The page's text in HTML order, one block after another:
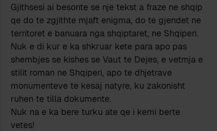
Gjithsesi ai besonte se nje tekst a fraze ne shqip
qe do te zgjithte mjaft enigma, do te gjendet ne
territoret e banuara nga shqiptaret, ne Shqiperi.
Nuk e di kur e ka shkruar kete para apo pas
shembjes se kishes se Vaut te Dejes, e vetmja e
stilit roman ne Shqiperi, apo te dhjetrave
monumenteve te kesaj natyre, ku zakonisht
ruhen te tilla dokumente.
Nuk na e ka bere turku ate qe i kemi berte
vetes!